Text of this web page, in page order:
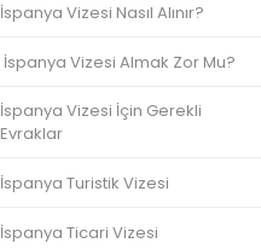
İspanya Vizesi Nasıl Alınır?
İspanya Vizesi Almak Zor Mu?
İspanya Vizesi İçin Gerekli
Evraklar
İspanya Turistik Vizesi
İspanya Ticari Vizesi